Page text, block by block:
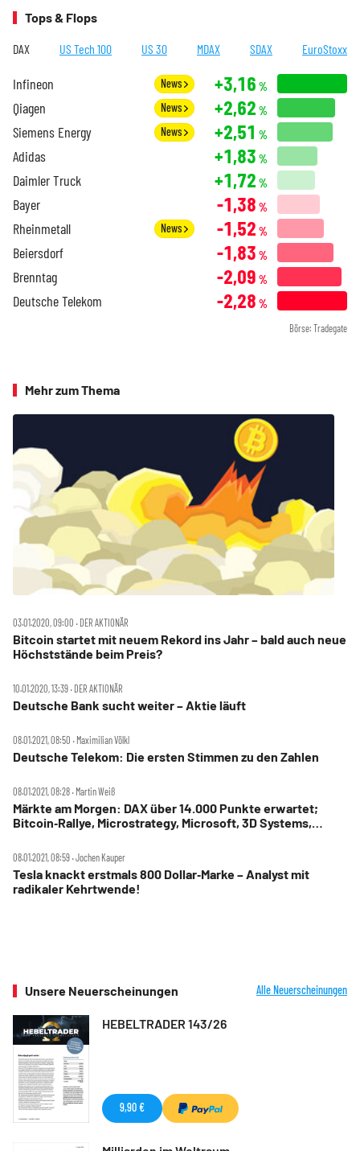
Tops & Flops
DAX US Tech 100 US 30 MDAX SDAX EuroStoxx
Infineon News +3,16 %
Qiagen News +2,62 %
Siemens Energy News +2,51 %
Adidas +1,83 %
Daimler Truck +1,72 %
Bayer -1,38 %
Rheinmetall News -1,52 %
Beiersdorf -1,83 %
Brenntag -2,09 %
Deutsche Telekom -2,28 %
Börse: Tradegate
Mehr zum Thema
03.01.2020, 09:00 ‧ DER AKTIONÄR
Bitcoin startet mit neuem Rekord ins Jahr – bald auch neue
Höchststände beim Preis?
10.01.2020, 13:39 ‧ DER AKTIONÄR
Deutsche Bank sucht weiter – Aktie läuft
08.01.2021, 08:50 ‧ Maximilian Völkl
Deutsche Telekom: Die ersten Stimmen zu den Zahlen
08.01.2021, 08:28 ‧ Martin Weiß
Märkte am Morgen: DAX über 14.000 Punkte erwartet;
Bitcoin‑Rallye, Microstrategy, Microsoft, 3D Systems,
08.01.2021, 08:59 ‧ Jochen Kauper
Tesla knackt erstmals 800 Dollar‑Marke – Analyst mit
radikaler Kehrtwende!
Unsere Neuerscheinungen Alle Neuerscheinungen
HEBELTRADER 143/26
9,90 €